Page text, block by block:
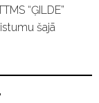
“ĢILDE”
šajā